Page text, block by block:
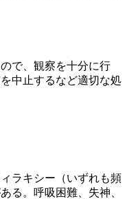
で、観察を十分に行
中止するなど適切な処
ラキシー（いずれも頻
る。呼吸困難、失神、